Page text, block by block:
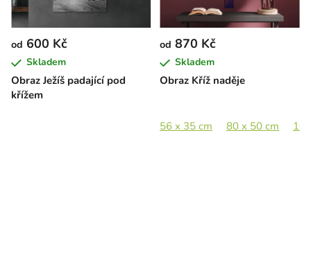
Obraz Ježíš padající pod
křížem
od 600 Kč
Skladem
Obraz Kříž naděje
od 870 Kč
Skladem
56 x 35 cm 80 x 50 cm